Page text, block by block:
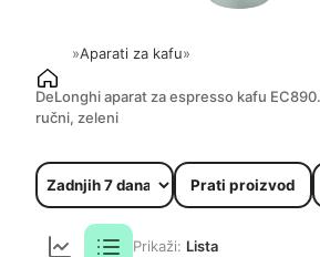
»Aparati za kafu»
DeLonghi aparat za espresso kafu
ručni, zeleni
Prati proizvod
Prikaži: Lista